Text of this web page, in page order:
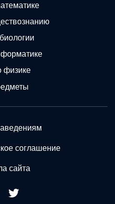
физике
соглашение
сайта